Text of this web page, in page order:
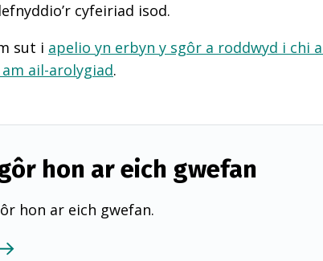
cyfeiriad isod.
sut i apelio yn erbyn y sgôr a roddwyd i chi
ail-arolygiad.
hon ar eich gwefan
hon ar eich gwefan.